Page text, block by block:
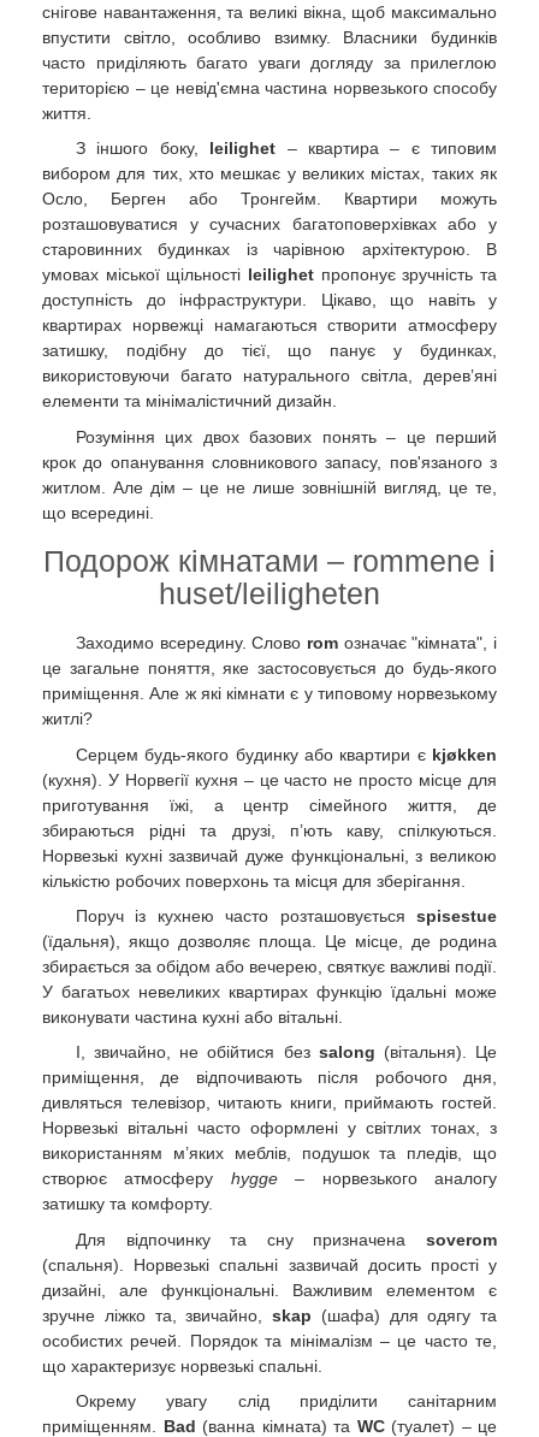
снігове навантаження, та великі вікна, щоб максимально
впустити світло, особливо взимку. Власники будинків
часто приділяють багато уваги догляду за прилеглою
територією – це невід'ємна частина норвезького способу
життя.
З іншого боку, leilighet – квартира – є типовим
вибором для тих, хто мешкає у великих містах, таких як
Осло, Берген або Тронгейм. Квартири можуть
розташовуватися у сучасних багатоповерхівках або у
старовинних будинках із чарівною архітектурою. В
умовах міської щільності leilighet пропонує зручність та
доступність до інфраструктури. Цікаво, що навіть у
квартирах норвежці намагаються створити атмосферу
затишку, подібну до тієї, що панує у будинках,
використовуючи багато натурального світла, дерев’яні
елементи та мінімалістичний дизайн.
Розуміння цих двох базових понять – це перший
крок до опанування словникового запасу, пов'язаного з
житлом. Але дім – це не лише зовнішній вигляд, це те,
що всередині.
Подорож кімнатами – rommene i
huset/leiligheten
Заходимо всередину. Слово rom означає "кімната", і
це загальне поняття, яке застосовується до будь-якого
приміщення. Але ж які кімнати є у типовому норвезькому
житлі?
Серцем будь-якого будинку або квартири є kjøkken
(кухня). У Норвегії кухня – це часто не просто місце для
приготування їжі, а центр сімейного життя, де
збираються рідні та друзі, п’ють каву, спілкуються.
Норвезькі кухні зазвичай дуже функціональні, з великою
кількістю робочих поверхонь та місця для зберігання.
Поруч із кухнею часто розташовується spisestue
(їдальня), якщо дозволяє площа. Це місце, де родина
збирається за обідом або вечерею, святкує важливі події.
У багатьох невеликих квартирах функцію їдальні може
виконувати частина кухні або вітальні.
І, звичайно, не обійтися без salong (вітальня). Це
приміщення, де відпочивають після робочого дня,
дивляться телевізор, читають книги, приймають гостей.
Норвезькі вітальні часто оформлені у світлих тонах, з
використанням м’яких меблів, подушок та пледів, що
створює атмосферу hygge– норвезького аналогу
затишку та комфорту.
Для відпочинку та сну призначена soverom
(спальня). Норвезькі спальні зазвичай досить прості у
дизайні, але функціональні. Важливим елементом є
зручне ліжко та, звичайно, skap (шафа) для одягу та
особистих речей. Порядок та мінімалізм – це часто те,
що характеризує норвезькі спальні.
Окрему увагу слід приділити санітарним
приміщенням. Bad (ванна кімната) та WC(туалет) – це